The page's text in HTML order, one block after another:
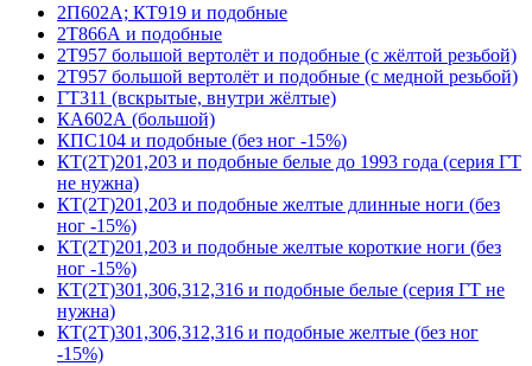
2П602А; КТ919 и подобные
2Т866А и подобные
2Т957 большой вертолёт и подобные (с жёлтой резьбой)
2Т957 большой вертолёт и подобные (с медной резьбой)
ГТ311 (вскрытые, внутри жёлтые)
КА602А (большой)
КПС104 и подобные (без ног -15%)
КТ(2Т)201,203 и подобные белые до 1993 года (серия ГТ
не нужна)
КТ(2Т)201,203 и подобные желтые длинные ноги (без
ног -15%)
КТ(2Т)201,203 и подобные желтые короткие ноги (без
ног -15%)
КТ(2Т)301,306,312,316 и подобные белые (серия ГТ не
нужна)
КТ(2Т)301,306,312,316 и подобные желтые (без ног
-15%)